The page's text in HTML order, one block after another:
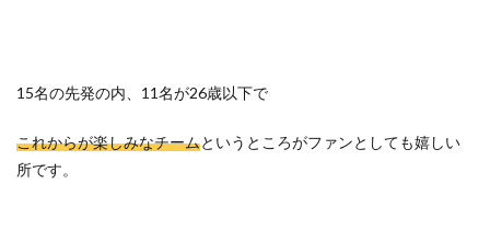
15名の先発の内、11名が26歳以下で
これからが楽しみなチームというところがファンとしても嬉しい
所です。